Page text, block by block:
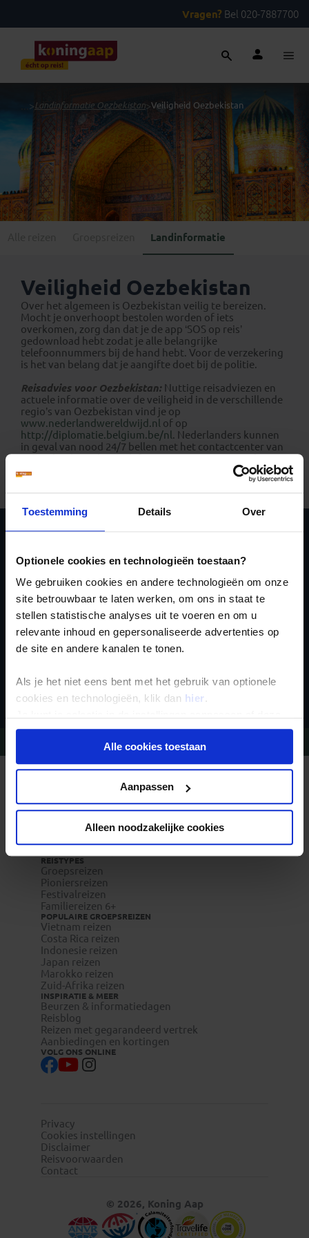
Toestemming Details Over
Optionele cookies en technologieën toestaan?
We gebruiken cookies en andere technologieën om onze
site betrouwbaar te laten werken, om ons in staat te
stellen statistische analyses uit te voeren en om u
relevante inhoud en gepersonaliseerde advertenties op
de site en andere kanalen te tonen.
Als je het niet eens bent met het gebruik van optionele
cookies en technologieën, klik dan hier .
onder aan de pagina op elk gewenst moment voor de
toekomst wijzigen.Alle cookies toestaan
Aanpassen
Alleen noodzakelijke cookies
Vragen? Bel 020-7887700
> Landinformatie Oezbekistan>Veiligheid Oezbekistan
Landinformatie
Veiligheid Oezbekistan
Over het algemeen is Oezbekistan veilig te bereizen.
Mocht je onverhoopt bestolen worden of iets
overkomen, zorg dan dat je de app ‘SOS op reis’
gedownload hebt zodat je alle belangrijke
telefoonnummers bij de hand hebt. Voor de verzekering
is het van belang dat je aangifte doet bij de politie.
Reisadvies voor Oezbekistan: Nuttige reisadviezen en
actuele informatie over de veiligheid in de verschillende
regio’s van Oezbekistan vind je op
www.nederlandwereldwijd.nl of op
http://diplomatie.belgium.be/nl . Nederlanders kunnen
in geval van nood 24/7 bellen met het contactcenter van
Buitenlandse Zaken, telefoon +31 247 247 247. Ook via
het Twitteraccount @247BZ of de 24/7 BZ Reisapp kun je
Schrijf je in voor de
nieuwsbrief
Inschrijven
Vragen? Bel 020-7887700
Waarom Koning Aap?
Bestemmingen
Duurzaam toerisme
Vacatures
REISTYPES
Groepsreizen
Pioniersreizen
Festivalreizen
Familiereizen 6+
POPULAIRE GROEPSREIZEN
Vietnam reizen
Costa Rica reizen
Indonesie reizen
Japan reizen
Marokko reizen
Zuid-Afrika reizen
INSPIRATIE & MEER
Beurzen & informatiedagen
Reisblog
Reizen met gegarandeerd vertrek
Aanbiedingen en kortingen
VOLG ONS ONLINE
Privacy
Cookies instellingen
Disclaimer
Reisvoorwaarden
Contact
© 2026, Koning Aap